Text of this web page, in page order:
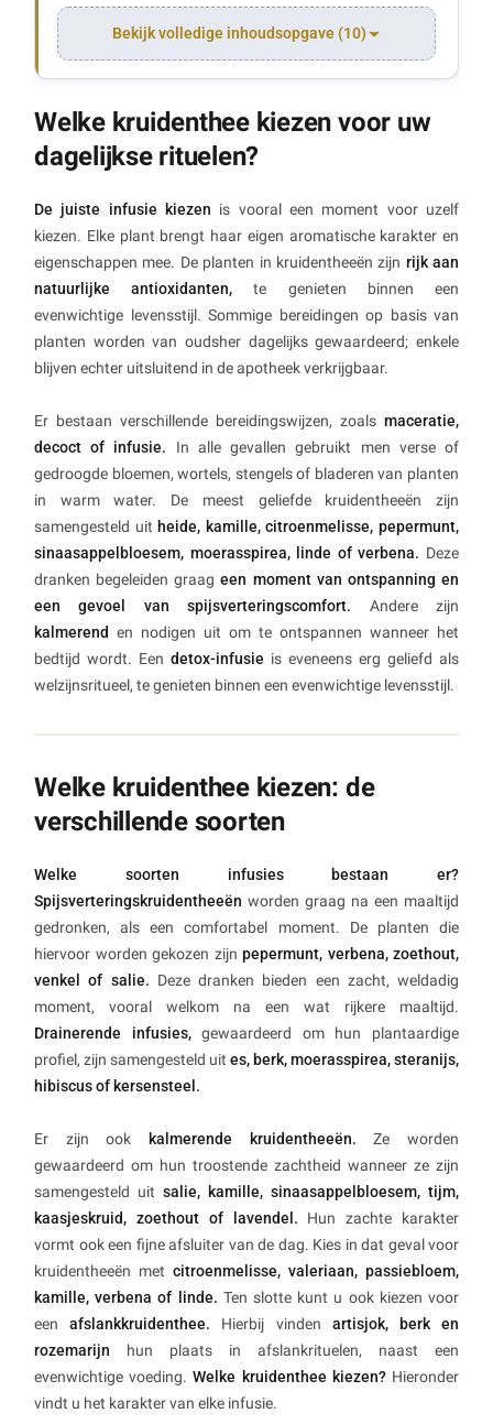
Bekijk volledige inhoudsopgave (10)
Welke kruidenthee kiezen voor uw
dagelijkse rituelen?
De juiste infusie kiezen is vooral een moment voor uzelf
kiezen. Elke plant brengt haar eigen aromatische karakter en
eigenschappen mee. De planten in kruidentheeën zijn rijk aan
natuurlijke antioxidanten, te genieten binnen een
evenwichtige levensstijl. Sommige bereidingen op basis van
planten worden van oudsher dagelijks gewaardeerd; enkele
blijven echter uitsluitend in de apotheek verkrijgbaar.
Er bestaan verschillende bereidingswijzen, zoals maceratie,
decoct of infusie. In alle gevallen gebruikt men verse of
gedroogde bloemen, wortels, stengels of bladeren van planten
in warm water. De meest geliefde kruidentheeën zijn
samengesteld uit heide, kamille, citroenmelisse, pepermunt,
sinaasappelbloesem, moerasspirea, linde of verbena. Deze
dranken begeleiden graageen moment van ontspanning en
een gevoel van spijsverteringscomfort. Andere zijn
kalmerend en nodigen uit om te ontspannen wanneer het
bedtijd wordt. Een detox-infusie is eveneens erg geliefd als
welzijnsritueel, te genieten binnen een evenwichtige levensstijl.
Welke kruidenthee kiezen: de
verschillende soorten
Welke soorten infusies bestaan er?
Spijsverteringskruidentheeën worden graag na een maaltijd
gedronken, als een comfortabel moment. De planten die
hiervoor worden gekozen zijn pepermunt, verbena, zoethout,
venkel of salie. Deze dranken bieden een zacht, weldadig
moment, vooral welkom na een wat rijkere maaltijd.
Drainerende infusies,gewaardeerd om hun plantaardige
profiel, zijn samengesteld uit es, berk, moerasspirea, steranijs,
hibiscus of kersensteel.
Er zijn ook kalmerende kruidentheeën. Ze worden
gewaardeerd om hun troostende zachtheid wanneer ze zijn
samengesteld uit salie, kamille, sinaasappelbloesem, tijm,
kaasjeskruid, zoethout of lavendel. Hun zachte karakter
vormt ook een fijne afsluiter van de dag. Kies in dat geval voor
kruidentheeën met citroenmelisse, valeriaan, passiebloem,
kamille, verbena of linde. Ten slotte kunt u ook kiezen voor
eenafslankkruidenthee. Hierbij vinden artisjok, berk en
rozemarijn hun plaats in afslankrituelen, naast een
evenwichtige voeding.Welke kruidenthee kiezen?Hieronder
vindt u het karakter van elke infusie.